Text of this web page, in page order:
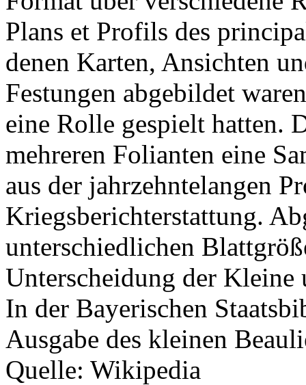
Plans et Profils des
denen Karten, Ansichten
Festungen abgebildet
eine Rolle gespielt hatten.
mehreren Folianten eine
aus der jahrzehntelangen
Kriegsberichterstattung.
unterschiedlichen
Unterscheidung der Kleine
In der Bayerischen
Ausgabe des kleinen
Quelle: Wikipedia